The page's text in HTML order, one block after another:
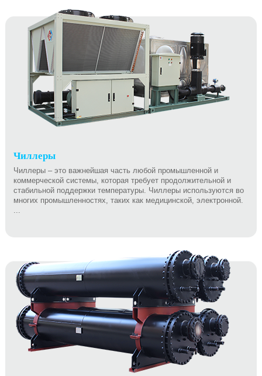
Чиллеры
Чиллеры – это важнейшая часть любой промышленной и
коммерческой системы, которая требует продолжительной и
стабильной поддержки температуры. Чиллеры используются во
многих промышленностях, таких как медицинской, электронной.